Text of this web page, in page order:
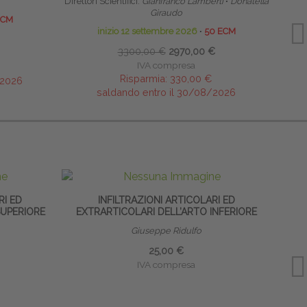
Giraudo
inizio 12 settembre 2026 ∙ 50 ECM
3300,00 € 2970,00 €
IVA compresa
Risparmia: 330,00 €
saldando entro il 30/08/2026
ED
INFILTRAZIONI ARTICOLARI ED
EXTRARTICOLARI DELL’ARTO INFERIORE
Giuseppe Ridulfo
25,00 €
IVA compresa